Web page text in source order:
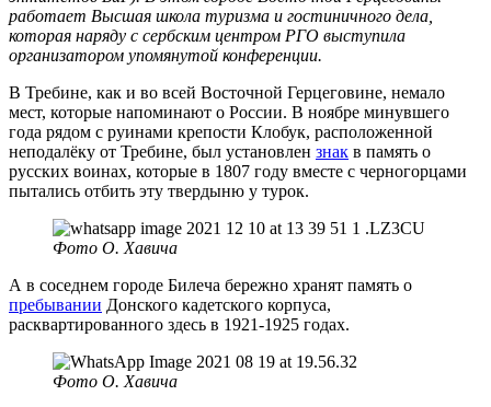
работает Высшая школа туризма и гостиничного дела,
которая наряду с сербским центром РГО выступила
организатором упомянутой конференции.
В Требине, как и во всей Восточной Герцеговине, немало
мест, которые напоминают о России. В ноябре минувшего
года рядом с руинами крепости Клобук, расположенной
неподалёку от Требине, был установлен знак в память о
русских воинах, которые в 1807 году вместе с черногорцами
пытались отбить эту твердыню у турок.
Фото О. Хавича
А в соседнем городе Билеча бережно хранят память о
пребывании Донского кадетского корпуса,
расквартированного здесь в 1921-1925 годах.
Фото О. Хавича